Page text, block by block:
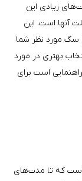
زیادی این
آنها است. این
سگ مورد نظر شما
بهتری در مورد
است برای
است که تا مدت‌های